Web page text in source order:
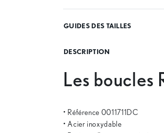
GUIDES DES TAILLES
DESCRIPTION
Les boucles
• Référence 0011711DC
• Acier inoxydable